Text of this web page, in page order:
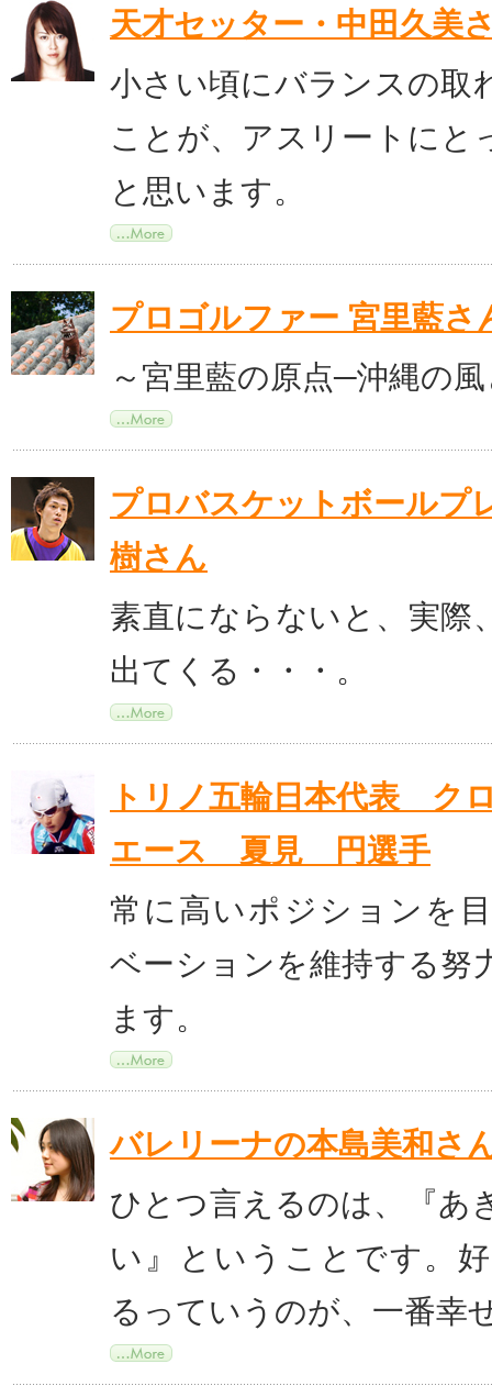
天才セッター・中田久美
小さい頃にバランスの取
ことが、アスリートにと
と思います。
プロゴルファー 宮里藍さ
～宮里藍の原点─沖縄の
プロバスケットボール
樹さん
素直にならないと、実際
出てくる・・・。
トリノ五輪日本代表 ク
エース 夏見 円選手
常に高いポジションを
ベーションを維持する努
ます。
バレリーナの本島美和さ
ひとつ言えるのは、『あ
い』ということです。
るっていうのが、一番幸